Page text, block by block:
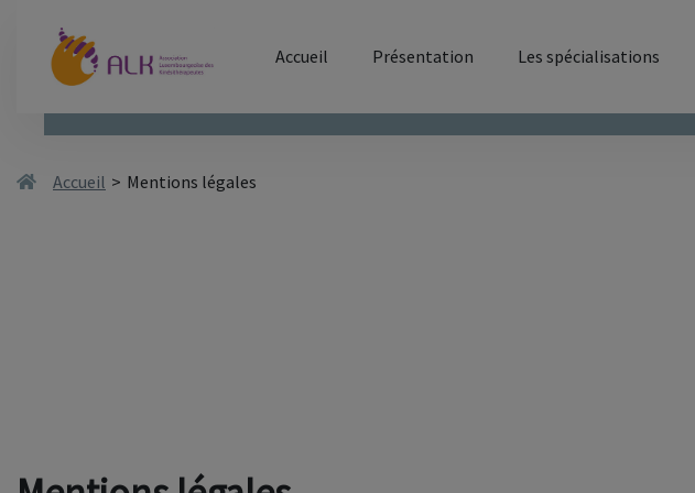
Accueil Présentation Les spécialisations
Accueil > Mentions légales